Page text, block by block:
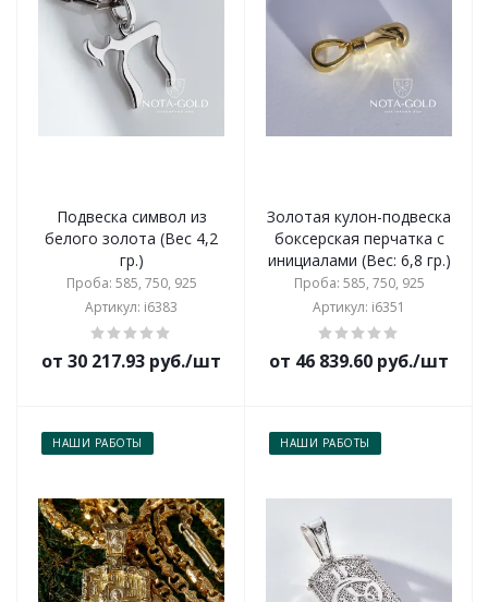
Подвеска символ из
белого золота (Вес 4,2
гр.)
Проба: 585, 750, 925
Артикул: i6383
от 30 217.93 руб./шт
Золотая кулон-подвеска
боксерская перчатка с
инициалами (Вес: 6,8 гр.)
Проба: 585, 750, 925
Артикул: i6351
от 46 839.60 руб./шт
НАШИ РАБОТЫ НАШИ РАБОТЫ